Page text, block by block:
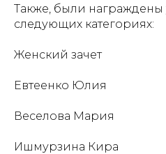
Также, были награждены
следующих категориях:
Женский зачет
Евтеенко Юлия
Веселова Мария
Ишмурзина Кира